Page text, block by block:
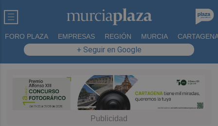
FORO PLAZA EMPRESAS REGIÓN MURCIA
+ Seguir en Google